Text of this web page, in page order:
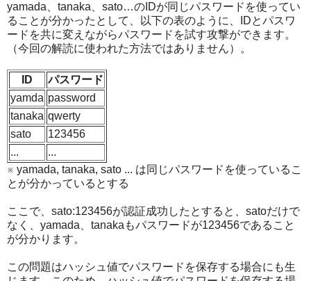
yamada、tanaka、sato…のIDが同じパスワードを使ってい
ることが分かったとして、以下の表のように、IDとパスワ
ードを共に変えながらパスワードを試す攻撃ができます。
（今回の解読に使われた方法ではありません）。
ID
パスワード
yamda password
tanaka qwerty
sato
123456
...
...
※ yamada, tanaka, sato ... は同じパスワードを使っているこ
とが分かっているとする
ここで、sato:123456が認証成功したとすると、satoだけで
なく、yamada、tanakaもパスワードが123456であること
が分かります。
この問題はハッシュ値でパスワードを保存する場合にも生